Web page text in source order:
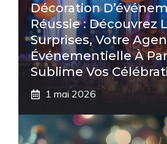
Décoration
Réussie : Découvrez
Surprises, Votre
Événementielle À
Sublime Vos
1 mai 2026